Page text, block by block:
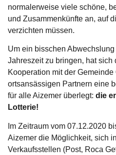
normalerweise viele schöne,
und Zusammenkünfte an, auf
verzichten müssen.
Um ein bisschen
Jahreszeit zu bringen, hat sich
Kooperation mit der
ortsansässigen Partnern eine
für alle Aizemer überlegt: die
Lotterie!
Im Zeitraum vom 07.12.2020
Aizemer die Möglichkeit, sich
Verkaufsstellen (Post, Roca